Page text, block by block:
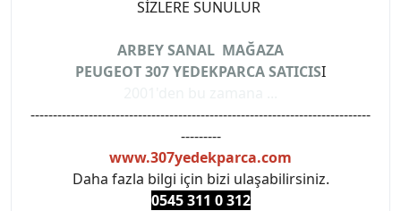
SİZLERE SUNULUR
ARBEY SANAL MAĞAZA
PEUGEOT 307 YEDEKPARCA SATICISI
----------------------------------------------------------------------------
---------
www.307yedekparca.com
Daha fazla bilgi için bizi ulaşabilirsiniz.
0545 311 0 312